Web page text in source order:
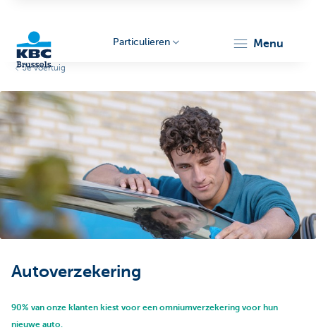
Brussels
Particulieren menu
Je voertuig
Autoverzekering
90% van onze klanten kiest voor een omniumverzekering voor hun
nieuwe auto.